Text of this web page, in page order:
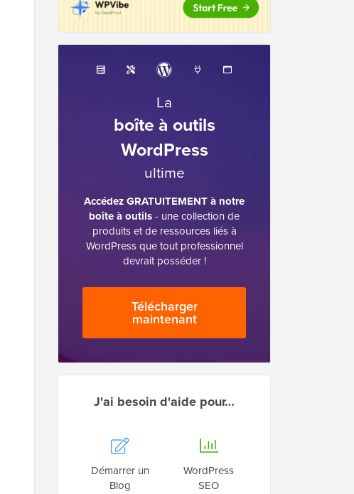
La
boîte à outils
WordPress
ultime
Accédez GRATUITEMENT à notre
boîte à outils- une collection de
produits et de ressources liés à
WordPress que tout professionnel
devrait posséder !
Télécharger
maintenant
J'ai besoin d'aide pour…
Démarrer un
Blog
WordPress
SEO